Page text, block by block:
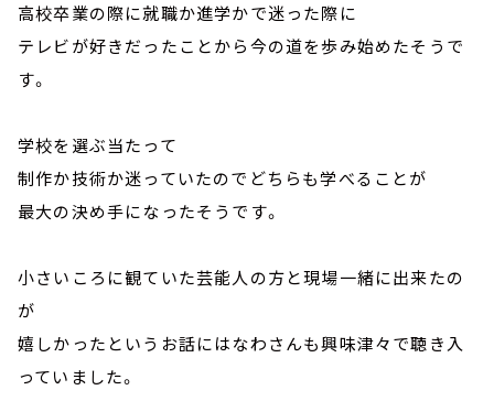
高校卒業の際に就職か進学かで迷った際に
テレビが好きだったことから今の道を歩み始めたそうで
す。
学校を選ぶ当たって
制作か技術か迷っていたのでどちらも学べることが
最大の決め手になったそうです。
小さいころに観ていた芸能人の方と現場一緒に出来たの
が
嬉しかったというお話にはなわさんも興味津々で聴き入
っていました。